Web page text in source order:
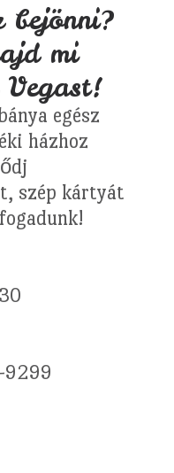
bejönni?
mi
Vegast!
egész
házhoz
szép kártyát